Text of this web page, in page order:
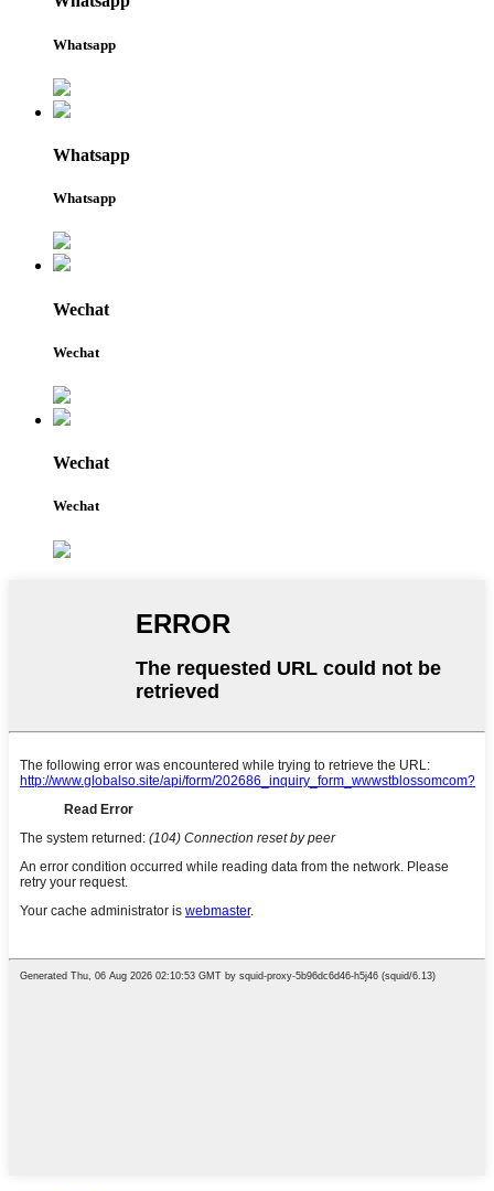
Whatsapp
Whatsapp
Whatsapp
Wechat
Wechat
Wechat
Wechat